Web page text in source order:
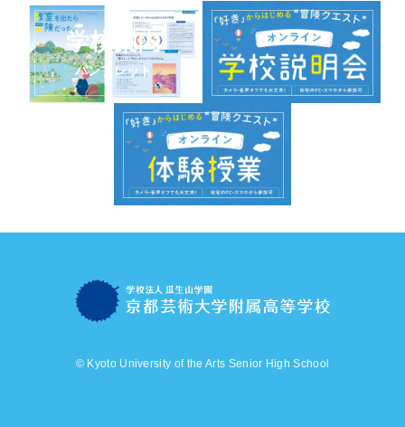
学校案内
パンフレット
© Kyoto University of the Arts Senior High School